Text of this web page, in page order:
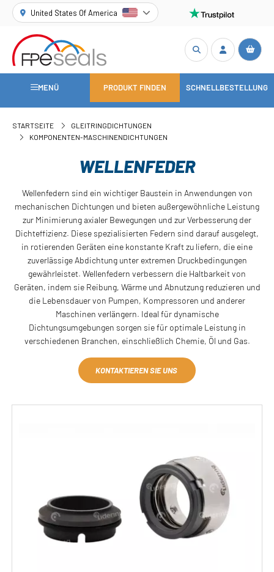
United States Of America
MENÜ PRODUKT FINDEN SCHNELLBESTELLUNG
STARTSEITE
GLEITRINGDICHTUNGEN
KOMPONENTEN-MASCHINENDICHTUNGEN
WELLENFEDER
Wellenfedern sind ein wichtiger Baustein in Anwendungen von
mechanischen Dichtungen und bieten außergewöhnliche Leistung
zur Minimierung axialer Bewegungen und zur Verbesserung der
Dichteffizienz. Diese spezialisierten Federn sind darauf ausgelegt,
in rotierenden Geräten eine konstante Kraft zu liefern, die eine
zuverlässige Abdichtung unter extremen Druckbedingungen
gewährleistet. Wellenfedern verbessern die Haltbarkeit von
Geräten, indem sie Reibung, Wärme und Abnutzung reduzieren und
die Lebensdauer von Pumpen, Kompressoren und anderer
Maschinen verlängern. Ideal für dynamische
Dichtungsumgebungen sorgen sie für optimale Leistung in
verschiedenen Branchen, einschließlich Chemie, Öl und Gas.
KONTAKTIEREN SIE UNS